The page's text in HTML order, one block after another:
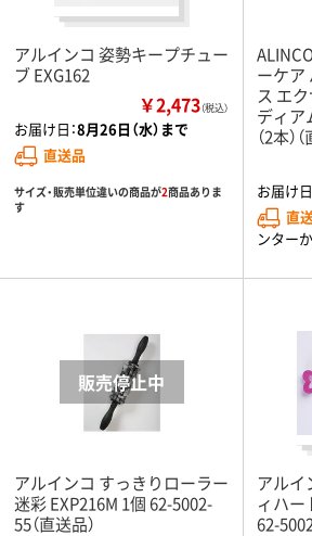
アルインコ 姿勢キープチュー
ブ EXG162
￥2,473（税込）
お届け日：8月26日（水）まで
直送品
サイズ・販売単位違いの商品が2商品ありま
す
ーケア
ス エ
ディア
（2本）
お届け日
直
ンター
アルインコ すっきりローラー
迷彩 EXP216M 1個 62-5002-
55（直送品）
アルイ
ィハー
62-